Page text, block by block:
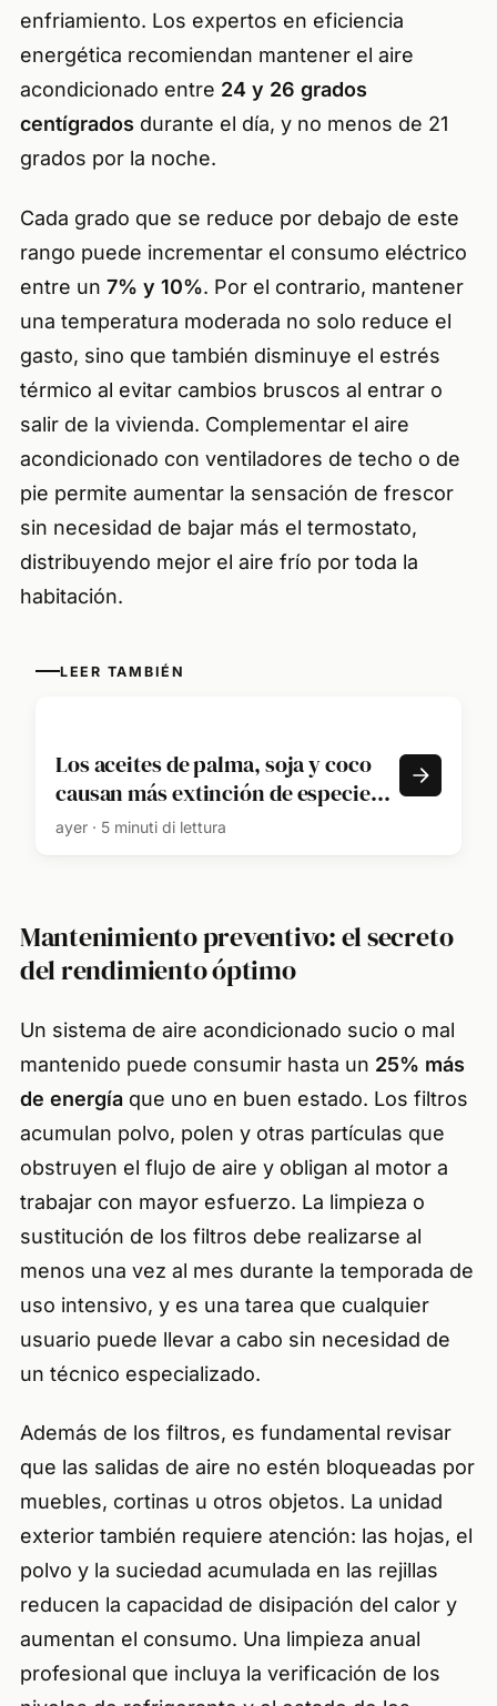
enfriamiento. Los expertos en eficiencia
energética recomiendan mantener el aire
acondicionado entre 24 y 26 grados
centígrados durante el día, y no menos de 21
grados por la noche.
Cada grado que se reduce por debajo de este
rango puede incrementar el consumo eléctrico
entre un 7% y 10%. Por el contrario, mantener
una temperatura moderada no solo reduce el
gasto, sino que también disminuye el estrés
térmico al evitar cambios bruscos al entrar o
salir de la vivienda. Complementar el aire
acondicionado con ventiladores de techo o de
pie permite aumentar la sensación de frescor
sin necesidad de bajar más el termostato,
distribuyendo mejor el aire frío por toda la
habitación.
LEER TAMBIÉN
Los aceites de palma, soja y coco
causan más extinción de especies
de lo que se pensaba
ayer · 5 minuti di lettura
Mantenimiento preventivo: el secreto
del rendimiento óptimo
Un sistema de aire acondicionado sucio o mal
mantenido puede consumir hasta un 25% más
de energíaque uno en buen estado. Los filtros
acumulan polvo, polen y otras partículas que
obstruyen el flujo de aire y obligan al motor a
trabajar con mayor esfuerzo. La limpieza o
sustitución de los filtros debe realizarse al
menos una vez al mes durante la temporada de
uso intensivo, y es una tarea que cualquier
usuario puede llevar a cabo sin necesidad de
un técnico especializado.
Además de los filtros, es fundamental revisar
que las salidas de aire no estén bloqueadas por
muebles, cortinas u otros objetos. La unidad
exterior también requiere atención: las hojas, el
polvo y la suciedad acumulada en las rejillas
reducen la capacidad de disipación del calor y
aumentan el consumo. Una limpieza anual
profesional que incluya la verificación de los